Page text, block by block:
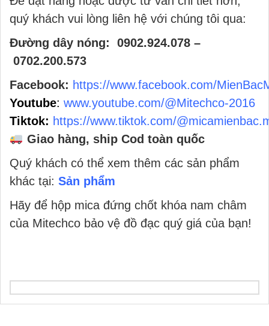
quý khách vui lòng liên hệ với chúng tôi qua:
Đường dây nóng: 0902.924.078 –
0702.200.573
Facebook: https://www.facebook.com/
Youtube: www.youtube.com/@Mitechco-2016
Tiktok: https://www.tiktok.com/
Giao hàng, ship Cod toàn quốc
Quý khách có thể xem thêm các sản phẩm
khác tại: Sản phẩm
Hãy để hộp mica đứng chốt khóa nam châm
của Mitechco bảo vệ đồ đạc quý giá của bạn!